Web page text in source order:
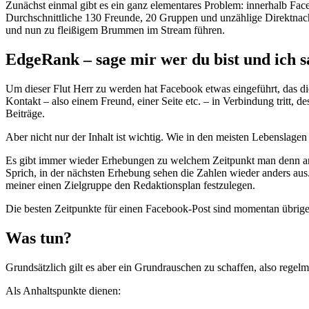
Zunächst einmal gibt es ein ganz elementares Problem: innerhalb
Durchschnittliche 130 Freunde, 20 Gruppen und unzählige
und nun zu fleißigem Brummen im Stream führen.
EdgeRank – sage mir wer du bist und ich
Um dieser Flut Herr zu werden hat Facebook etwas eingeführt, das
Kontakt – also einem Freund, einer Seite etc. – in Verbindung tritt,
Beiträge.
Aber nicht nur der Inhalt ist wichtig. Wie in den meisten
Es gibt immer wieder Erhebungen zu welchem Zeitpunkt man denn
Sprich, in der nächsten Erhebung sehen die Zahlen wieder anders
meiner einen Zielgruppe den Redaktionsplan festzulegen.
Die besten Zeitpunkte für einen Facebook-Post sind momentan
Was tun?
Grundsätzlich gilt es aber ein Grundrauschen zu schaffen, also
Als Anhaltspunkte dienen: